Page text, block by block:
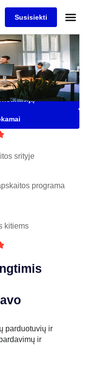
Susisiekti
programa Jūsų
nei 5500 įmonių
srityje
programa
kitiems
parduotuvių ir
ir